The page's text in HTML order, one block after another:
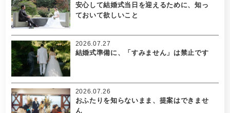
安心して結婚式当日を迎えるために、知っ
ておいて欲しいこと
結婚式準備に、「すみません」は禁止です
2026.07.27
おふたりを知らないまま、提案はできませ
ん
2026.07.26